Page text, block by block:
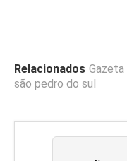
Relacionados Gazeta
são pedro do sul